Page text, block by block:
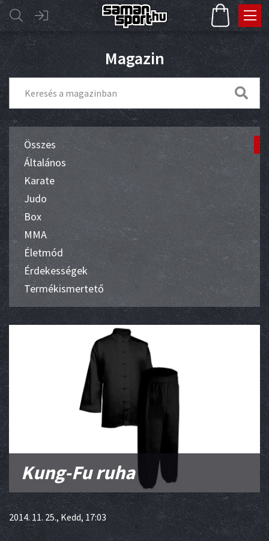
Magazin
Összes
Általános
Karate
Judo
Box
MMA
Életmód
Érdekességek
Termékismertető
Kung-Fu ruha
2014. 11. 25., Kedd, 17:03